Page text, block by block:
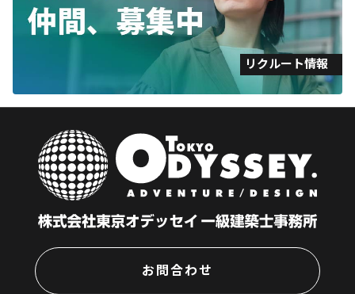
リクルート情報
お問合わせ